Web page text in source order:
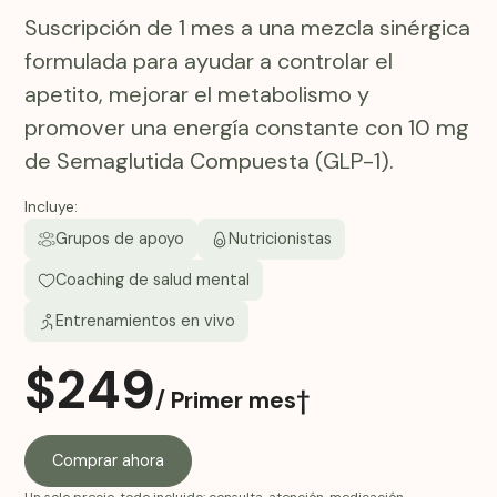
Suscripción de 1 mes a una mezcla sinérgica
formulada para ayudar a controlar el
apetito, mejorar el metabolismo y
promover una energía constante con 10 mg
de Semaglutida Compuesta (GLP-1).
Incluye:
Grupos de apoyo
Nutricionistas
Coaching de salud mental
Entrenamientos en vivo
$249/ Primer mes†
Comprar ahora